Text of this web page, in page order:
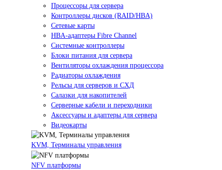
Процессоры для сервера
Контроллеры дисков (RAID/HBA)
Сетевые карты
HBA-адаптеры Fibre Channel
Системные контроллеры
Блоки питания для сервера
Вентиляторы охлаждения процессора
Радиаторы охлаждения
Рельсы для серверов и СХД
Салазки для накопителей
Серверные кабели и переходники
Аксессуары и адаптеры для сервера
Видеокарты
KVM, Терминалы управления
NFV платформы